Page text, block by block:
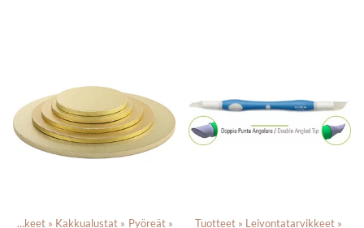
Leivontatarvikkeet ‪» Kakkualustat ‪» Pyöreät ‪» Tuotteet ‪» Leivontatarvikkeet ‪»